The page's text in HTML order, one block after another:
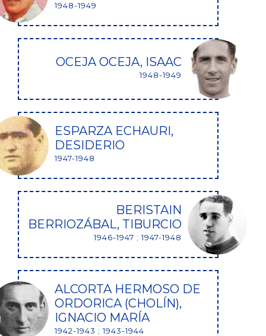
1948-1949
OCEJA OCEJA, ISAAC
1948-1949
ESPARZA ECHAURI,
DESIDERIO
1947-1948
BERISTAIN
BERRIOZÁBAL, TIBURCIO
1946-1947 ; 1947-1948
ALCORTA HERMOSO DE
ORDORICA (CHOLÍN),
IGNACIO MARÍA
1942-1943 ; 1943-1944